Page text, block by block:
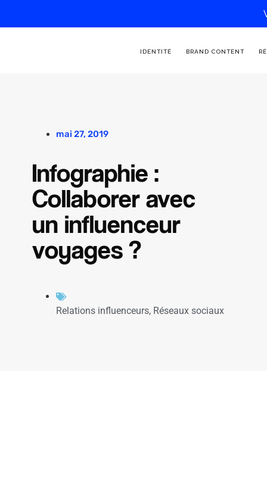
IDENTITÉ BRAND CONTENT
mai 27, 2019
Infographie :
Collaborer avec
un influenceur
voyages ?
Relations influenceurs, Réseaux sociaux